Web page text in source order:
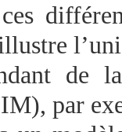
de
par